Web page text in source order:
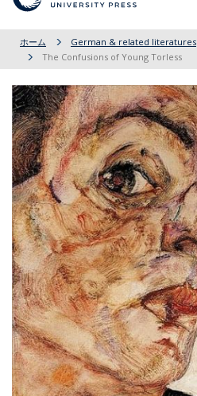
ホーム German & related literatures
The Confusions of Young Torless